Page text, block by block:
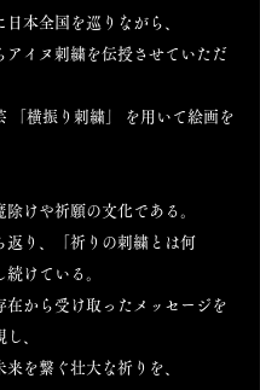
日本全国を巡りながら、
アイヌ刺繍を伝授させていただ
「横振り刺繍」 を用いて絵画を
除けや祈願の文化である。
返り、「祈りの刺繍とは何
けている。
在から受け取ったメッセージを
、
来を繋ぐ壮大な祈りを、